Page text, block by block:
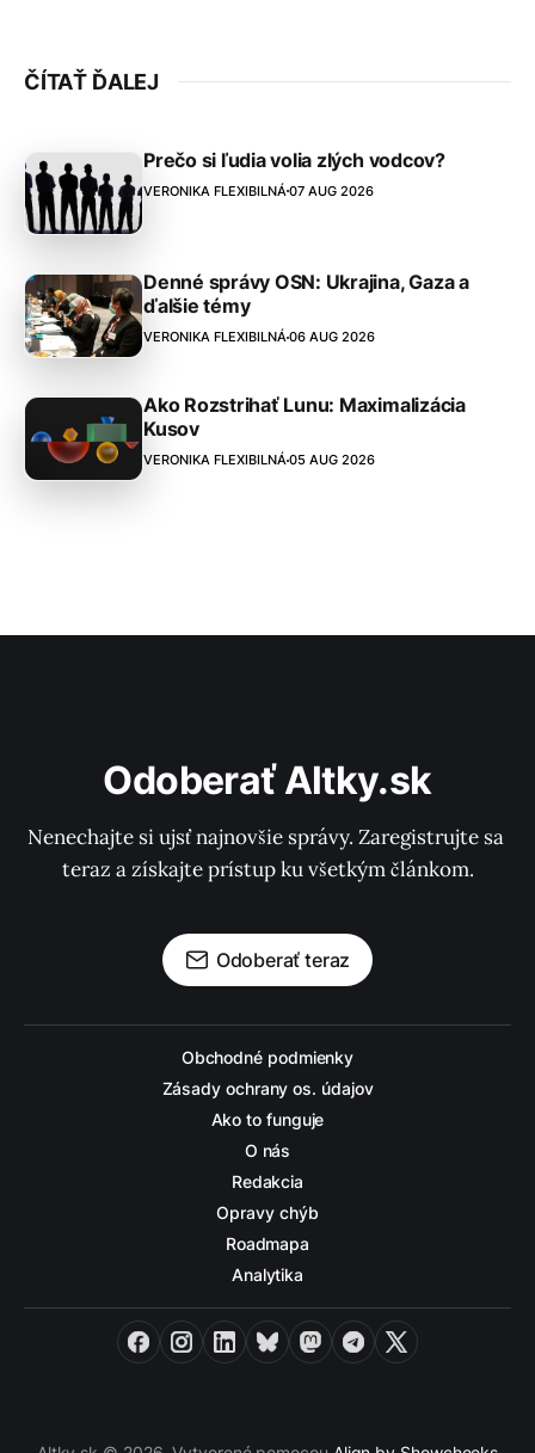
ČÍTAŤ ĎALEJ
Prečo si ľudia volia zlých vodcov?
VERONIKA FLEXIBILNÁ07 AUG 2026
Denné správy OSN: Ukrajina, Gaza a
ďalšie témy
VERONIKA FLEXIBILNÁ06 AUG 2026
Ako Rozstrihať Lunu: Maximalizácia
Kusov
VERONIKA FLEXIBILNÁ05 AUG 2026
Odoberať Altky.sk
Nenechajte si ujsť najnovšie správy. Zaregistrujte sa
teraz a získajte prístup ku všetkým článkom.
Odoberať teraz
Obchodné podmienky
Zásady ochrany os. údajov
Ako to funguje
O nás
Redakcia
Opravy chýb
Roadmapa
Analytika
FacebookInstagramLinkedInBlueskyMastodon
Telegram
X